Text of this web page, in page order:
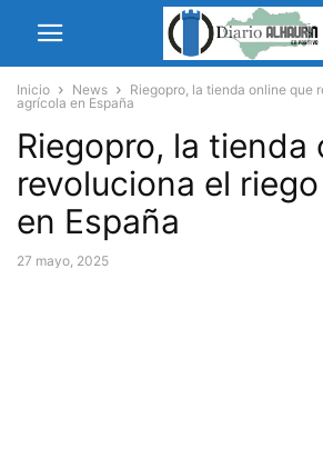
Inicio News
Riegopro, la tienda online que
agrícola en España
Riegopro, la tienda
revoluciona el
en España
27 mayo, 2025